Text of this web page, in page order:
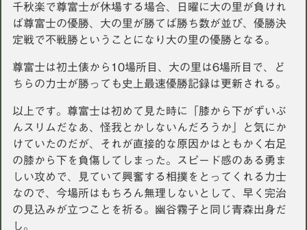
千秋楽で尊富士が休場する場合、日曜に大の里が負けれ
ば尊富士の優勝、大の里が勝てば勝ち数が並び、優勝決
定戦で不戦勝ということになり大の里の優勝となる。
尊富士は初土俵から10場所目、大の里は6場所目で、ど
ちらの力士が勝っても史上最速優勝記録は更新される。
以上です。尊富士は初めて見た時に「膝から下がずいぶ
んスリムだなあ、怪我とかしないんだろうか」と気にか
けていたのだが、それが直接的な原因かはともかく右足
の膝から下を負傷してしまった。スピード感のある勇ま
しい攻めで、見ていて興奮する相撲をとってくれる力士
なので、今場所はもちろん無理しないとして、早く完治
の見込みが立つことを祈る。幽谷霧子と同じ青森出身だ
し。